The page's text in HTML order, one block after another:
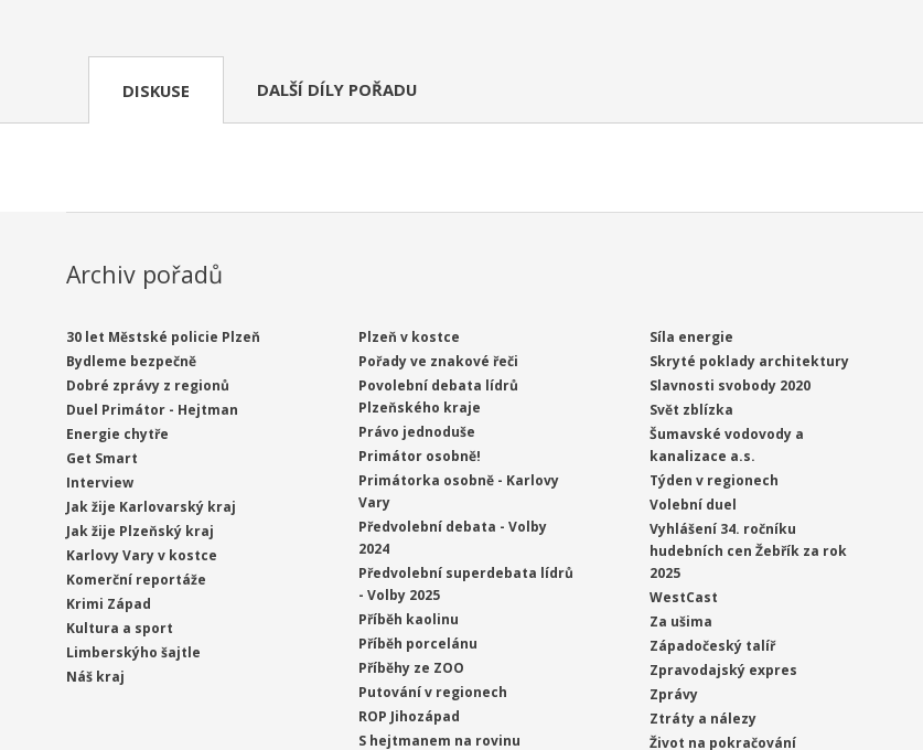
DISKUSE DALŠÍ DÍLY POŘADU
Archiv pořadů
30 let Městské policie Plzeň
Bydleme bezpečně
Dobré zprávy z regionů
Duel Primátor - Hejtman
Energie chytře
Get Smart
Interview
Jak žije Karlovarský kraj
Jak žije Plzeňský kraj
Karlovy Vary v kostce
Komerční reportáže
Krimi Západ
Kultura a sport
Limberskýho šajtle
Náš kraj
Plzeň v kostce
Pořady ve znakové řeči
Povolební debata lídrů
Plzeňského kraje
Právo jednoduše
Primátor osobně!
Primátorka osobně - Karlovy
Vary
Předvolební debata - Volby
2024
Předvolební superdebata lídrů
- Volby 2025
Příběh kaolinu
Příběh porcelánu
Příběhy ze ZOO
Putování v regionech
ROP Jihozápad
S hejtmanem na rovinu
Síla energie
Skryté poklady architektury
Slavnosti svobody 2020
Svět zblízka
Šumavské vodovody a
kanalizace a.s.
Týden v regionech
Volební duel
Vyhlášení 34. ročníku
hudebních cen Žebřík za rok
2025
WestCast
Za ušima
Západočeský talíř
Zpravodajský expres
Zprávy
Ztráty a nálezy
Život na pokračování